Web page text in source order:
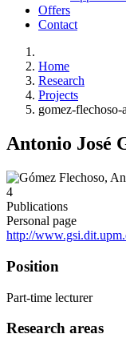
Offers
Contact
Home
Research
Projects
gomez-flechoso-
Antonio José
4
Publications
Personal page
http://
Position
Part-time lecturer
Research areas